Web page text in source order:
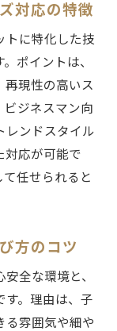
対応の特徴
トに特化した技
ポイントは、
再現性の高いス
ビジネスマン向
レンドスタイル
対応が可能で
任せられると
方のコツ
全な環境と、
す。理由は、子
る雰囲気や細や